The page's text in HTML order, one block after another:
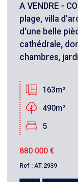
A VENDRE -
plage, villa
d'une belle
cathédrale,
chambres,
163m²
490m²
5
880 000 €
Ref : AT.2939